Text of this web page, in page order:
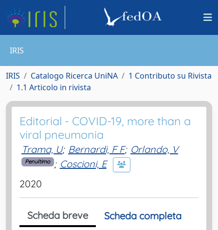
IRIS
IRIS Catalogo Ricerca UniNA
1 Contributo su Rivista
1.1 Articolo in rivista
Editorial - COVID-19, more than a
viral pneumonia
Trama, U; Bernardi, F F; Orlando, V
Penultimo ; Coscioni, E
2020
Scheda breve
Scheda completa